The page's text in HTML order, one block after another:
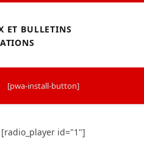
ET BULLETINS
[pwa-install-button]
[radio_player id="1"]